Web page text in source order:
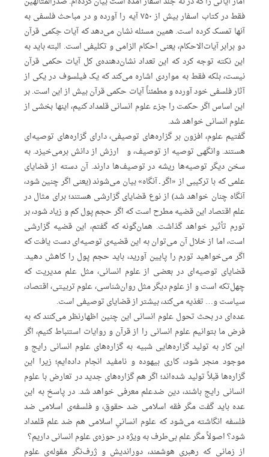
فقط در کتاب اسفار بیش از ۷۵۰ آیه را آورده و در مباحث فلسفی به
آنها تمسک کرده است. همین مسئله نشان می‌دهد که آیات حِکمی قرآن
دو برابر آیات‌الاحکام، یعنی احکام الزامی و تکلیفی است. البته باید به
این نکته توجه کرد که این تعداد نشان‌دهنده‌ی کل آیات حکمی قرآن
نیست، بلکه فقط به مواردی اشاره می‌کند که یک فیلسوف در یکی از
آثار فلسفی خود آورده و مطمئناً آیات حکمی قرآن بیش از این است. بر
این اساس اگر حکمت را جزء علوم انسانی قلمداد کنیم، اینها بخشی از
علوم انسانی خواهد شد.
گفتیم علوم، افزون بر گزاره‌های توصیفی، دارای گزاره‌های توصیه‌ای
هستند. وانگهی توصیه از توصیف، و ارزش از دانش برمی‌خیزد. به
سخن دیگر توصیه‌ها ریشه در توصیف‌ها دارند. آن دسته از قضایای
علمی که با ترکیبی از «اگر ـ آنگاه» بیان می‌شوند (یعنی اگر چنین شود،
آنگاه چنان خواهد شد) از نوع قضایای گزارشی هستند؛ برای مثال در
علم اقتصاد این قضیه مطرح است که اگر حجم پول کم و زیاد شود، بر
تورم تأثیر خواهد گذاشت. همان‌گونه که گفتم، این قضیه گزارشی
است، اما از خلال آن می‌توان به این قضیه‌‌ی توصیه‌ای دست یافت که
اگر می‌خواهید تورم را پایین آورید، باید حجم پول را کاهش دهید.
قضایای توصیه‌ای در بعضی از علوم انسانی، مثل علم مدیریت که
چهل‌تکه است و از علوم دیگر مثل روان‌شناسی، علوم‌ تربیتی، اقتصاد،
سیاست و… تغذیه می‌کند، بیشتر از قضایای توصیفی است.
عده‌ای در بحث تحول علوم انسانی این چنین اظهارنظر می‌کنند که به
فرض ما بتوانیم علوم انسانی را از قرآن و روایات استنباط کنیم، اگر
این کار به تولید گزاره‌هایی شبیه به گزاره‌های علوم انسانی رایج و
موجود منجر شود، کاری بیهوده و نامفید انجام داده‌ایم؛ زیرا این
گزاره‌ها قبلاً تولید شده‌اند؛ اگر هم گزاره‌های جدید در تعارض با علوم
انسانی رایج باشند، دین ضدعلم معرفی خواهد شد. در پاسخ به این
عده باید گفت مگر فقه اسلامی ضد حقوق، و فلسفه‌ی اسلامی ضد
فلسفه انگاشته می‌شود که علوم انسانیِ اسلامی هم ضد علم قلمداد
شود؟ اصولاً مگر علم بی‌طرف به ویژه در حوزه‌ی علوم انسانی داریم؟
از زمانی که رهبری هوشمند، دوراندیش و ژرف‌نگر مقوله‌ی علوم